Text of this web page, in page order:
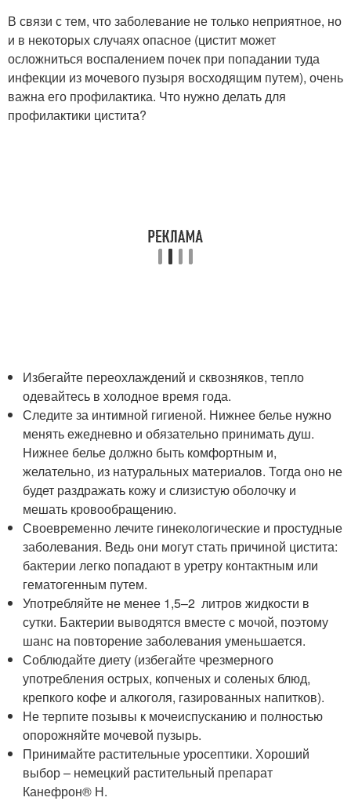
В связи с тем, что заболевание не только неприятное, но
и в некоторых случаях опасное (цистит может
осложниться воспалением почек при попадании туда
инфекции из мочевого пузыря восходящим путем), очень
важна его профилактика. Что нужно делать для
профилактики цистита?
Избегайте переохлаждений и сквозняков, тепло
одевайтесь в холодное время года.
Следите за интимной гигиеной. Нижнее белье нужно
менять ежедневно и обязательно принимать душ.
Нижнее белье должно быть комфортным и,
желательно, из натуральных материалов. Тогда оно не
будет раздражать кожу и слизистую оболочку и
мешать кровообращению.
Своевременно лечите гинекологические и простудные
заболевания. Ведь они могут стать причиной цистита:
бактерии легко попадают в уретру контактным или
гематогенным путем.
Употребляйте не менее 1,5–2 литров жидкости в
сутки. Бактерии выводятся вместе с мочой, поэтому
шанс на повторение заболевания уменьшается.
Соблюдайте диету (избегайте чрезмерного
употребления острых, копченых и соленых блюд,
крепкого кофе и алкоголя, газированных напитков).
Не терпите позывы к мочеиспусканию и полностью
опорожняйте мочевой пузырь.
Принимайте растительные уросептики. Хороший
выбор – немецкий растительный препарат
Канефрон® Н.